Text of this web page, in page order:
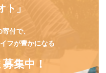
ト」
付で、
フが豊かになる
集中！